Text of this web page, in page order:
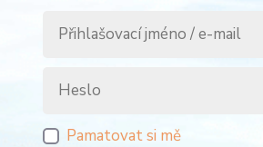
Pamatovat si mě